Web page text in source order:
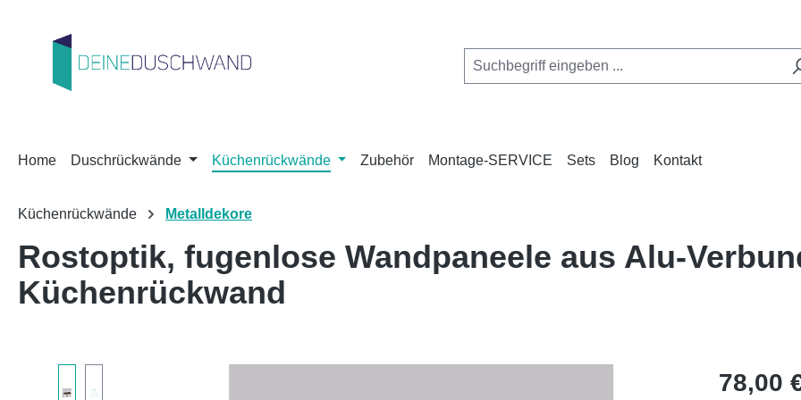
Home Duschrückwände Küchenrückwände Zubehör Montage-SERVICE Sets Blog Kontakt
Küchenrückwände Metalldekore
Rostoptik, fugenlose Wandpaneele aus Alu-
Küchenrückwand
Regulärer
78,00